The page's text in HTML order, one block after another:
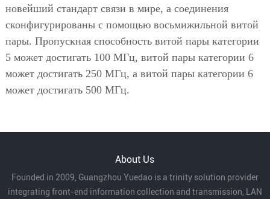
новейший стандарт связи в мире, а соединения
сконфигурированы с помощью восьмижильной витой
пары. Пропускная способность витой пары категории
5 может достигать 100 МГц, витой пары категории 6
может достигать 250 МГц, а витой пары категории 6
может достигать 500 МГц.
About Us
Founded in 2009, Guangzhou Yuedao is a trinity solution provider
integrating front-end information collection and transmission, LAN